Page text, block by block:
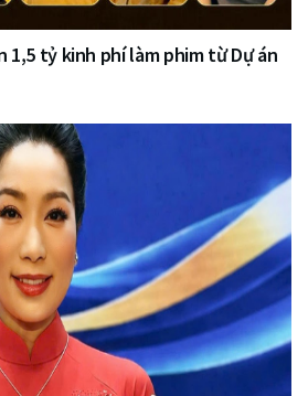
1,5 tỷ kinh phí làm phim từ Dự án